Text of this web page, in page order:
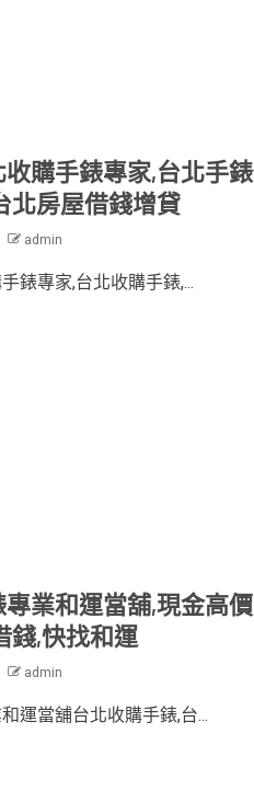
購手錶專家,台北手
北房屋借錢增貸
admin
錶專家,台北收購手錶,...
業和運當舖,現金高
錢,快找和運
admin
運當舖台北收購手錶,台...